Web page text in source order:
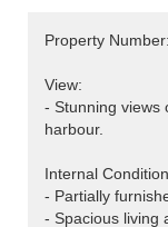
Property
View:
- Stunning views
harbour.
Internal
- Partially
- Spacious living